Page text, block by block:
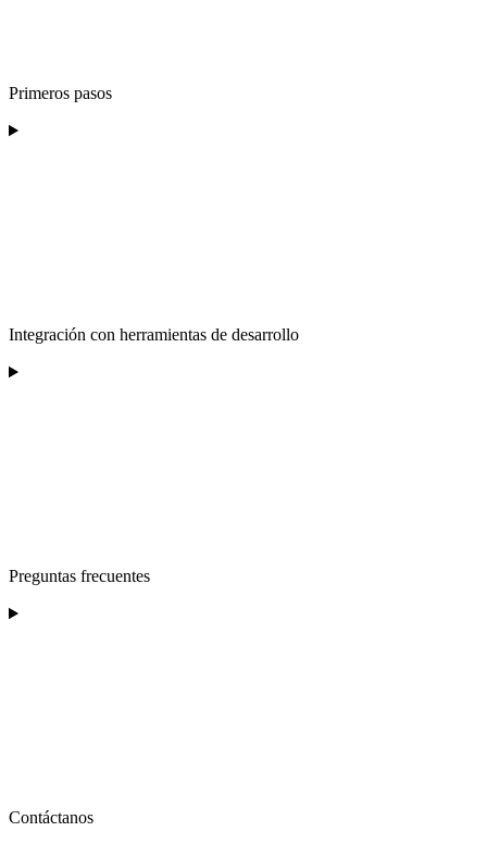
Primeros pasos
Integración con herramientas de desarrollo
Preguntas frecuentes
Contáctanos